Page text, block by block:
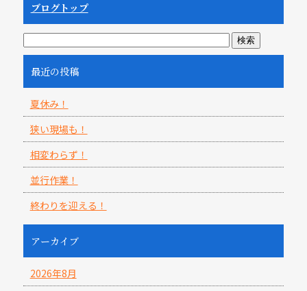
ブログトップ
最近の投稿
夏休み！
狭い現場も！
相変わらず！
並行作業！
終わりを迎える！
アーカイブ
2026年8月